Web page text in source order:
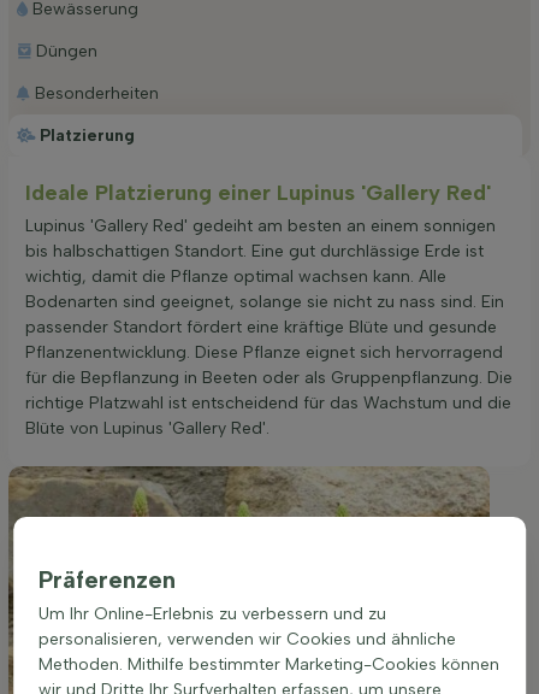
Platzierung
Bewässerung
Düngen
Besonderheiten
Ideale Platzierung einer Lupinus 'Gallery Red'
Lupinus 'Gallery Red' gedeiht am besten an einem sonnigen
bis halbschattigen Standort. Eine gut durchlässige Erde ist
wichtig, damit die Pflanze optimal wachsen kann. Alle
Bodenarten sind geeignet, solange sie nicht zu nass sind. Ein
passender Standort fördert eine kräftige Blüte und gesunde
Pflanzenentwicklung. Diese Pflanze eignet sich hervorragend
für die Bepflanzung in Beeten oder als Gruppenpflanzung. Die
richtige Platzwahl ist entscheidend für das Wachstum und die
Blüte von Lupinus 'Gallery Red'.
Präferenzen
Um Ihr Online-Erlebnis zu verbessern und zu
personalisieren, verwenden wir Cookies und ähnliche
Methoden. Mithilfe bestimmter Marketing-Cookies können
wir und Dritte Ihr Surfverhalten erfassen, um unsere